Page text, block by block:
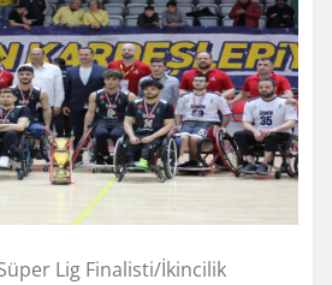
Lig Finalisti/İkincilik